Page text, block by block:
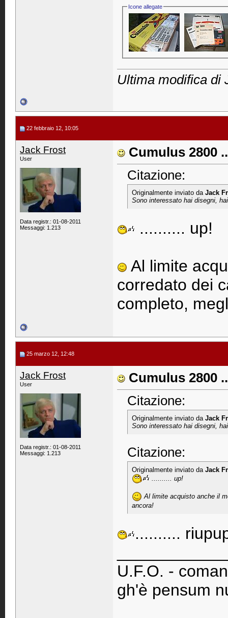
Icone allegate
Ultima modifica di
22 febbraio 12, 10:05
Jack Frost
User
Data registr.: 01-08-2011
Messaggi: 1.213
Cumulus 2800
Citazione:
Originalmente inviato da Jack
Sono interessato hai disegni,
.......... up!
Al limite
corredato dei
completo,
25 marzo 12, 12:48
Jack Frost
User
Data registr.: 01-08-2011
Messaggi: 1.213
Cumulus 2800
Citazione:
Originalmente inviato da Jack
Sono interessato hai disegni,
Citazione:
Originalmente inviato da Jack
.......... up!
Al limite acquisto anche il
ancora!
..........
U.F.O. -
gh'è pensum